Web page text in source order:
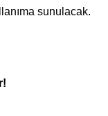
sunulacak.